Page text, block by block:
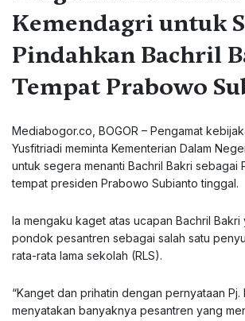
Kemendagri untuk
Pindahkan Bachril
Tempat Prabowo
Mediabogor.co, BOGOR – Pengamat
Yusfitriadi meminta Kementerian Dalam
untuk segera menanti Bachril Bakri sebagai
tempat presiden Prabowo Subianto tinggal.
Ia mengaku kaget atas ucapan Bachril
pondok pesantren sebagai salah satu
rata-rata lama sekolah (RLS).
“Kanget dan prihatin dengan pernyataan
menyatakan banyaknya pesantren yang